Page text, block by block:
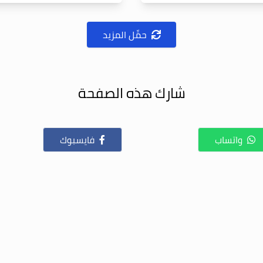
حمِّل المزيد
شارك هذه الصفحة
واتساب فايسبوك